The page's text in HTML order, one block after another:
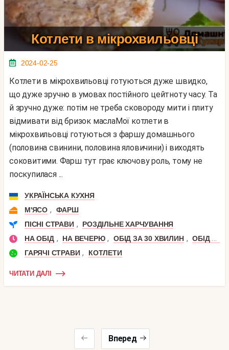
Котлети в мікрохвильовці
2024-02-25
Котлети в мікрохвильовці готуються дуже швидко,
що дуже зручно в умовах постійного цейтноту часу. Та
й зручно дуже: потім не треба сковороду мити і плиту
відмивати від бризок маслаМої котлети в
мікрохвильовці готуються з фаршу домашнього
(половина свинини, половина яловичини) і виходять
соковитими. Фарш тут грає ключову роль, тому не
поскупилася ...
УКРАЇНСЬКА КУХНЯ
М'ЯСО ,
ФАРШ
ПІСНІ СТРАВИ ,
РОЗДІЛЬНЕ ХАРЧУВАННЯ
НА ОБІД , НА ВЕЧЕРЮ , ОБІД ЗА 30 ХВИЛИН , ОБІД НА ШВИДКУ РУКУ
ГАРЯЧІ СТРАВИ , КОТЛЕТИ
ЧИТАТИ ДАЛІ
Вперед